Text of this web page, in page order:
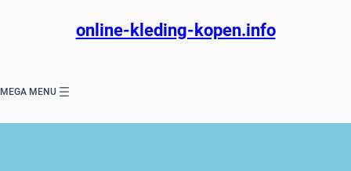
online-kleding-kopen.info
MEGA MENU